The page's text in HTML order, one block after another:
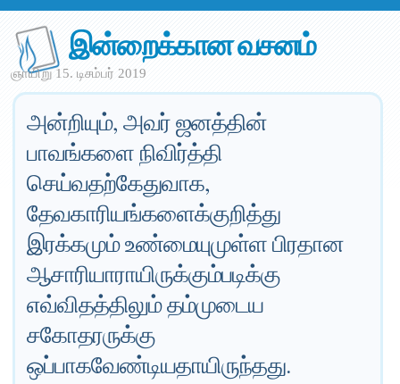
இன்றைக்கான வசனம்
ஞாயிறு 15. டிசம்பர் 2019
அன்றியும், அவர் ஜனத்தின்
பாவங்களை நிவிர்த்தி
செய்வதற்கேதுவாக,
தேவகாரியங்களைக்குறித்து
இரக்கமும் உண்மையுமுள்ள பிரதான
ஆசாரியாராயிருக்கும்படிக்கு
எவ்விதத்திலும் தம்முடைய
சகோதரருக்கு
ஒப்பாகவேண்டியதாயிருந்தது.